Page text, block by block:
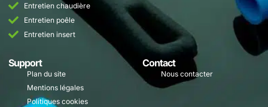
Entretien chaudière
Entretien poêle
Entretien insert
Support
Plan du site
Mentions légales
Politiques cookies
Contact
Nous contacter